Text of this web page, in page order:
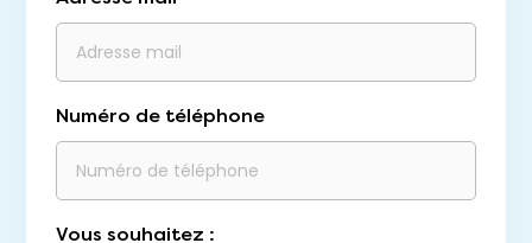
Numéro de téléphone
Vous souhaitez :